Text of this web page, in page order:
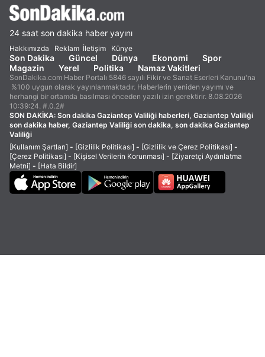
24 saat son dakika haber yayını
Hakkımızda Reklam İletişim Künye
Son Dakika Güncel Dünya Ekonomi
Spor
Magazin
Yerel Politika Namaz Vakitleri
SonDakika.com Haber Portalı 5846 sayılı Fikir ve Sanat Eserleri Kanunu'na
%100 uygun olarak yayınlanmaktadır. Haberlerin yeniden yayımı ve
herhangi bir ortamda basılması önceden yazılı izin gerektirir. 8.08.2026
10:39:24. #.0.2#
SON DAKİKA: Son dakika Gaziantep Valiliği haberleri, Gaziantep Valiliği
son dakika haber, Gaziantep Valiliği son dakika, son dakika Gaziantep
Valiliği
[Kullanım Şartları] - [Gizlilik Politikası] - [Gizlilik ve Çerez Politikası] -
[Çerez Politikası] - [Kişisel Verilerin Korunması] - [Ziyaretçi Aydınlatma
Metni] - [Hata Bildir]